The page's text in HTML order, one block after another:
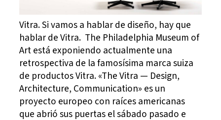
Vitra. Si vamos a hablar de diseño, hay que
hablar de Vitra. The Philadelphia Museum of
Art está exponiendo actualmente una
retrospectiva de la famosísima marca suiza
de productos Vitra. «The Vitra — Design,
Architecture, Communication» es un
proyecto europeo con raíces americanas
que abrió sus puertas el sábado pasado e